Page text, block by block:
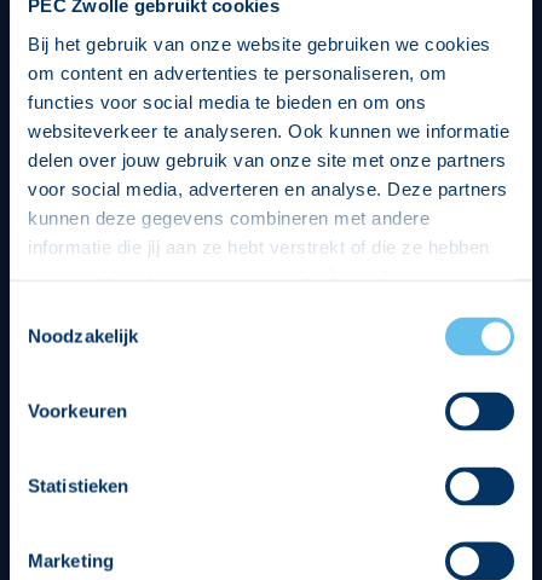
PEC Zwolle gebruikt cookies
Bij het gebruik van onze website gebruiken we cookies
om content en advertenties te personaliseren, om
functies voor social media te bieden en om ons
websiteverkeer te analyseren. Ook kunnen we informatie
delen over jouw gebruik van onze site met onze partners
voor social media, adverteren en analyse. Deze partners
kunnen deze gegevens combineren met andere
informatie die jij aan ze hebt verstrekt of die ze hebben
op een veilige en integere wijze. Je kunt je toestemming
beheren op de privacy- en cookieverklaring pagina.
Noodzakelijk
Voorkeuren
Statistieken
Marketing